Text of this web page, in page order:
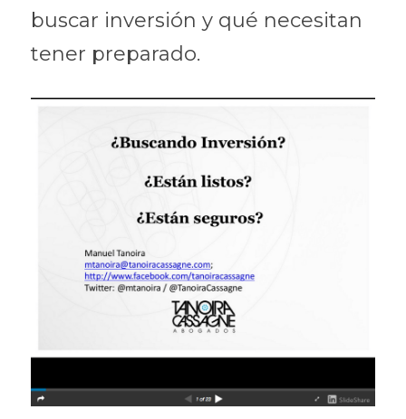
buscar inversión y qué necesitan
tener preparado.